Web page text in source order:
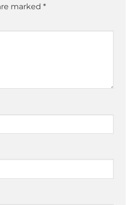
marked *